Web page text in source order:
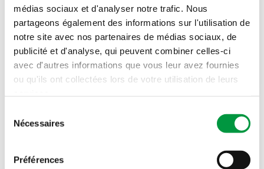
médias sociaux et d'analyser notre trafic. Nous
partageons également des informations sur l'utilisation de
notre site avec nos partenaires de médias sociaux, de
publicité et d'analyse, qui peuvent combiner celles-ci
avec d'autres informations que vous leur avez fournies
ou qu'ils ont collectées lors de votre utilisation de leurs
Nécessaires
Préférences
Zesummen fir eis Bio Baueren :
du blé bio luxembourgeois au
pain Cactus
Découvrez Zesummen fir eis Bio Baueren, la…